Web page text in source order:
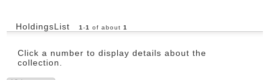
HoldingsList 1 -1 of about 1
Click a number to display details about the
collection.